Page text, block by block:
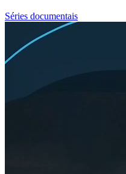
Séries documentais